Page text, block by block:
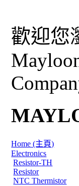
歡迎您
Home (主頁)
Electronics
Resistor-TH
Resistor
NTC Thermistor